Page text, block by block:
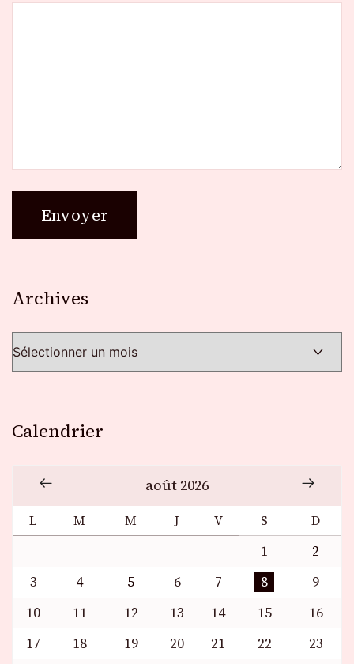
Archives
Calendrier
août 2026
L M M J V S D
1
2
3
4 5 6 7 8
9
10
11 12 13 14 15
16
17
18 19 20 21 22
23